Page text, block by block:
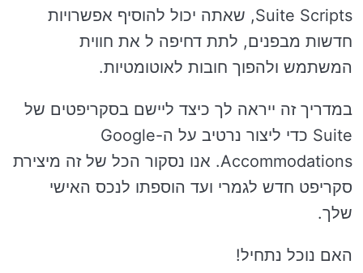
Suite Scripts, שאתה יכול להוסיף אפשרויות
חדשות מבפנים, לתת דחיפה ל את חווית
המשתמש ולהפוך חובות לאוטומטיות.
במדריך זה ייראה לך כיצד ליישם בסקריפטים של
Suite כדי ליצור נרטיב על ה-Google
Accommodations. אנו נסקור הכל של זה מיצירת
סקריפט חדש לגמרי ועד הוספתו לנכס האישי
שלך.
האם נוכל נתחיל!